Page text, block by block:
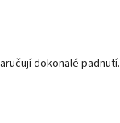
dokonalé padnutí.